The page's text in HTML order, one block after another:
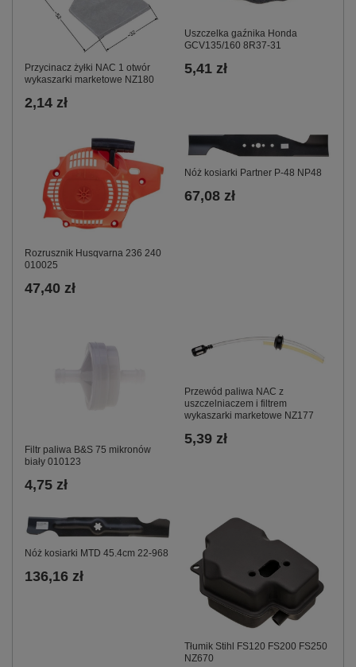
Przycinacz żyłki NAC 1 otwór
wykaszarki marketowe NZ180
2,14 zł
Uszczelka gaźnika Honda
GCV135/160 8R37-31
5,41 zł
Rozrusznik Husqvarna 236 240
010025
47,40 zł
Nóż kosiarki Partner P-48 NP48
67,08 zł
Filtr paliwa B&S 75 mikronów
biały 010123
4,75 zł
Przewód paliwa NAC z
uszczelniaczem i filtrem
wykaszarki marketowe NZ177
5,39 zł
Nóż kosiarki MTD 45.4cm 22-968
136,16 zł
Tłumik Stihl FS120 FS200 FS250
NZ670